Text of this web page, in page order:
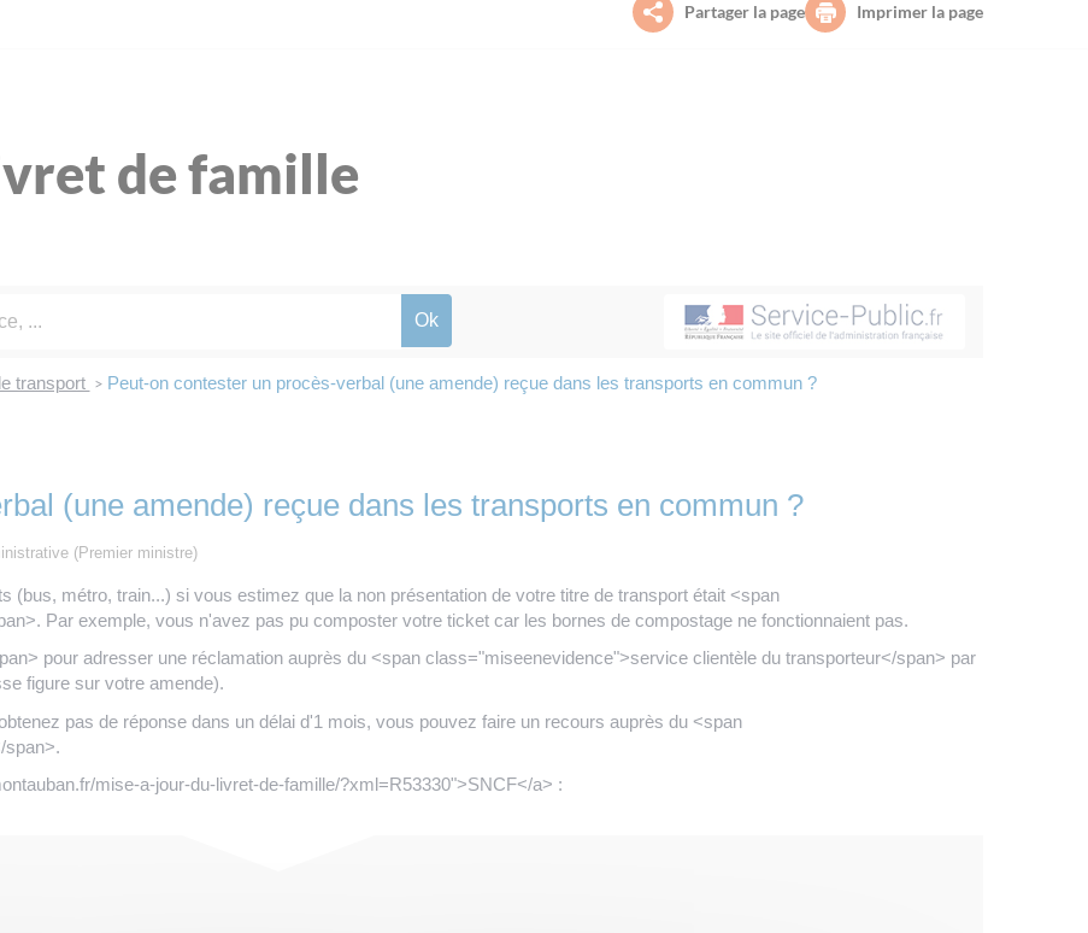
Partager la page Imprimer la page
de famille
transport > Peut-on contester un procès-verbal (une amende) reçue dans les transports en commun ?
(une amende) reçue dans les transports en commun ?
(Premier ministre)
(bus, métro, train...) si vous estimez que la non présentation de votre titre de transport était <span
Par exemple, vous n'avez pas pu composter votre ticket car les bornes de compostage ne fonctionnaient pas.
pour adresser une réclamation auprès du <span class="miseenevidence">service clientèle du transporteur</span> par
figure sur votre amende).
pas de réponse dans un délai d'1 mois, vous pouvez faire un recours auprès du <span
span>.
mise-a-jour-du-livret-de-famille/?xml=R53330">SNCF</a> :